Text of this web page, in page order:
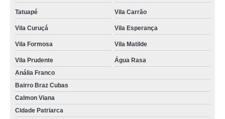
laje de concreto treliçada preço Parque Mandaqui
laje de concreto usinado direto da fábrica São Mateus
valor de laje de concreto Salesópolis
valor de laje de concreto armado Imirim
orçamento de laje de concreto industrial Itaquaquecetuba
valor de laje de concreto industrial Anália Franco
valor de laje de concreto pronto Barra Funda
Tatuapé Vila Carrão
Vila Curuçá Vila Esperança
Vila Formosa Vila Matilde
Vila Prudente
Água Rasa
Anália Franco
Bairro Braz Cubas
Calmon Viana
Cidade Patriarca